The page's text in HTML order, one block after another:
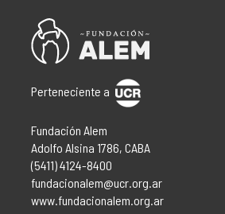
Perteneciente a
Fundación Alem
Adolfo Alsina 1786, CABA
(5411) 4124-8400
fundacionalem@ucr.org.ar
www.fundacionalem.org.ar